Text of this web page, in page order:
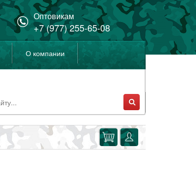
Оптовикам
+7 (977) 255-65-08
О компании